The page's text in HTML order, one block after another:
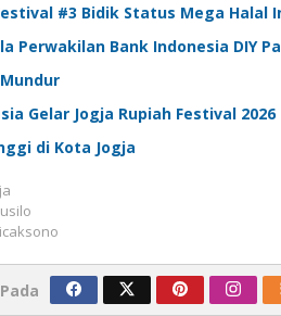
#3 Bidik Status Mega Halal
Perwakilan Bank Indonesia DIY
Gelar Jogja Rupiah Festival 2026
di Kota Jogja